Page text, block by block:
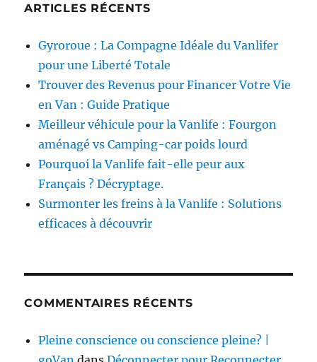
ARTICLES RÉCENTS
Gyroroue : La Compagne Idéale du Vanlifer
pour une Liberté Totale
Trouver des Revenus pour Financer Votre Vie
en Van : Guide Pratique
Meilleur véhicule pour la Vanlife : Fourgon
aménagé vs Camping-car poids lourd
Pourquoi la Vanlife fait-elle peur aux
Français ? Décryptage.
Surmonter les freins à la Vanlife : Solutions
efficaces à découvrir
COMMENTAIRES RÉCENTS
Pleine conscience ou conscience pleine? |